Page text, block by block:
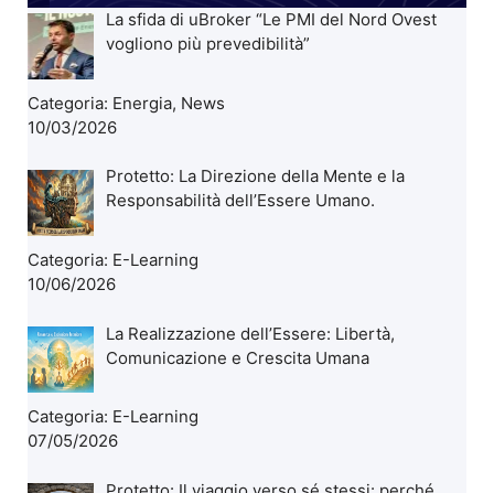
La sfida di uBroker “Le PMI del Nord Ovest
vogliono più prevedibilità”
Categoria: Energia, News
10/03/2026
Protetto: La Direzione della Mente e la
Responsabilità dell’Essere Umano.
Categoria: E-Learning
10/06/2026
La Realizzazione dell’Essere: Libertà,
Comunicazione e Crescita Umana
Categoria: E-Learning
07/05/2026